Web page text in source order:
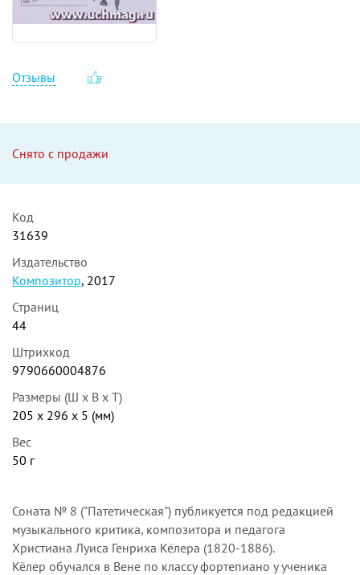
Отзывы
Снято с продажи
Код
31639
Издательство
Композитор, 2017
Страниц
44
Штрихкод
9790660004876
Размеры (Ш x В x Т)
205 x 296 x 5 (мм)
Вес
50 г
Соната № 8 ("Патетическая") публикуется под редакцией
музыкального критика, композитора и педагога
Христиана Луиса Генриха Кёлера (1820-1886).
Кёлер обучался в Вене по классу фортепиано у ученика